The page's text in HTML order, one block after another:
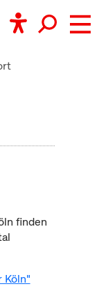
finden
Köln"